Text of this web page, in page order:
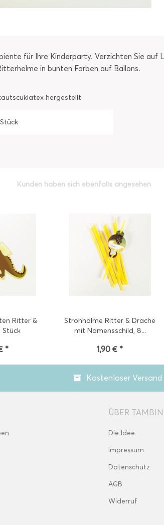
für Ihre Kinderparty. Verzichten Sie auf
in bunten Farben auf Ballons.
hergestellt
Kunden haben sich ebenfalls angesehen
Ritter &
Stück
*
Strohhalme Ritter & Drache
mit Namensschild, 8...
1,90 € *
Kostenloser Versand
ÜBER
Die Idee
Impressum
Datenschutz
AGB
Widerruf